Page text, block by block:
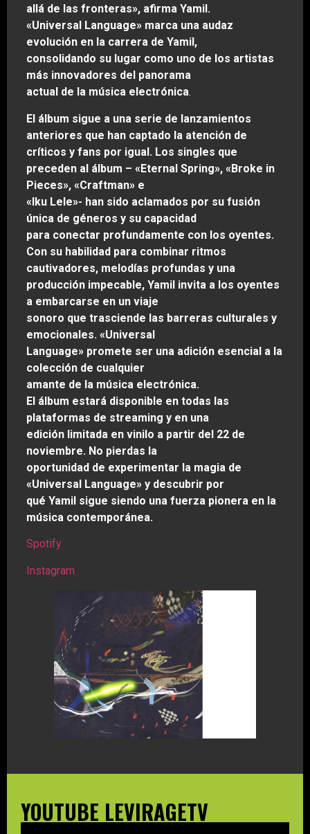
allá de las fronteras», afirma Yamil.
«Universal Language» marca una audaz
evolución en la carrera de Yamil,
consolidando su lugar como uno de los artistas
más innovadores del panorama
actual de la música electrónica.
El álbum sigue a una serie de lanzamientos
anteriores que han captado la atención de
críticos y fans por igual. Los singles que
preceden al álbum – «Eternal Spring», «Broke in
Pieces», «Craftman» e
«Iku Lele»- han sido aclamados por su fusión
única de géneros y su capacidad
para conectar profundamente con los oyentes.
Con su habilidad para combinar ritmos
cautivadores, melodías profundas y una
producción impecable, Yamil invita a los oyentes
a embarcarse en un viaje
sonoro que trasciende las barreras culturales y
emocionales. «Universal
Language» promete ser una adición esencial a la
colección de cualquier
amante de la música electrónica.
El álbum estará disponible en todas las
plataformas de streaming y en una
edición limitada en vinilo a partir del 22 de
noviembre. No pierdas la
oportunidad de experimentar la magia de
«Universal Language» y descubrir por
qué Yamil sigue siendo una fuerza pionera en la
música contemporánea.
Spotify
Instagram
YOUTUBE LEVIRAGETV